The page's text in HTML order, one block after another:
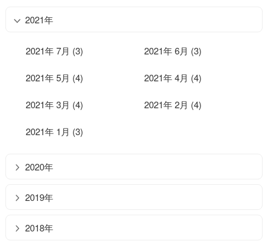
2021年
2021年 7月 (3) 2021年 6月 (3)
2021年 5月 (4) 2021年 4月 (4)
2021年 3月 (4) 2021年 2月 (4)
2021年 1月 (3)
2020年
2019年
2018年